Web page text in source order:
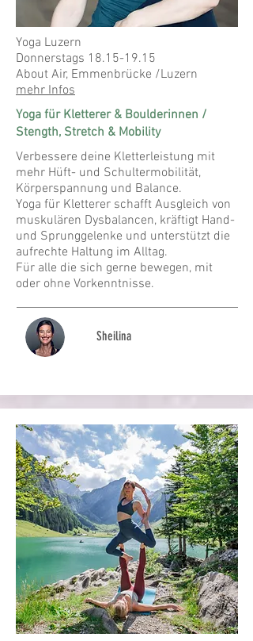
Yoga Luzern
Donnerstags 18.15-19.15
About Air, Emmenbrücke /Luzern
mehr Infos
Yoga für Kletterer & Boulderinnen /
Stength, Stretch & Mobility
Verbessere deine Kletterleistung mit
mehr Hüft- und Schultermobilität,
Körperspannung und Balance.
Yoga für Kletterer schafft Ausgleich von
muskulären Dysbalancen, kräftigt Hand-
und Sprunggelenke und unterstützt die
aufrechte Haltung im Alltag.
Für alle die sich gerne bewegen, mit
oder ohne Vorkenntnisse.
Sheilina